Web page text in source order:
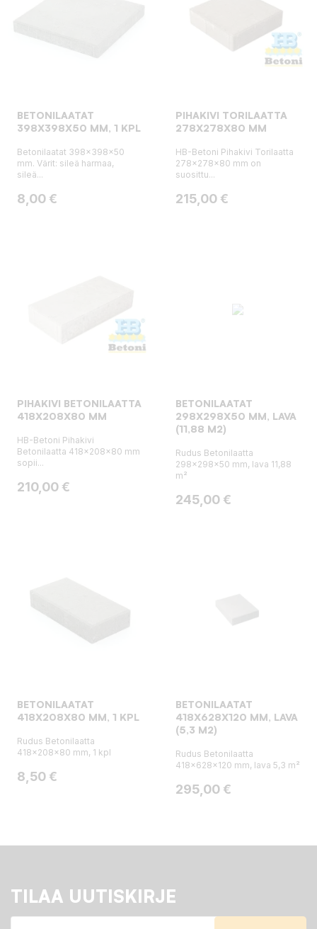
BETONILAATAT
398X398X50 MM, 1 KPL
Betonilaatat 398x398x50
mm. Värit: sileä harmaa,
sileä...
Hinta
8,00 €
PIHAKIVI TORILAATTA
278X278X80 MM
HB-Betoni Pihakivi Torilaatta
278x278x80 mm on
suosittu...
Hinta
215,00 €
PIHAKIVI BETONILAATTA
418X208X80 MM
HB-Betoni Pihakivi
Betonilaatta 418x208x80 mm
sopii...
Hinta
210,00 €
BETONILAATAT
298X298X50 MM, LAVA
(11,88 M2)
Rudus Betonilaatta
298x298x50 mm, lava 11,88
m²
Hinta
245,00 €
BETONILAATAT
418X208X80 MM, 1 KPL
Rudus Betonilaatta
418x208x80 mm, 1 kpl
Hinta
8,50 €
BETONILAATAT
418X628X120 MM, LAVA
(5,3 M2)
Rudus Betonilaatta
418x628x120 mm, lava 5,3 m²
Hinta
295,00 €
TILAA UUTISKIRJE